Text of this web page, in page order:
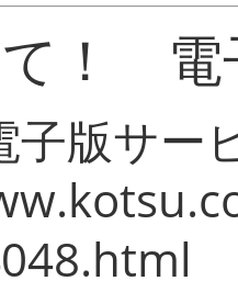
て！ 電
子版サー